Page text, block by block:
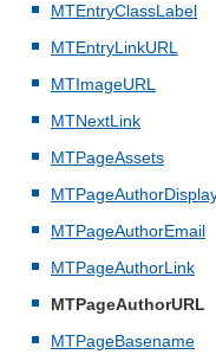
MTEntryClassLabel
MTEntryLinkURL
MTImageURL
MTNextLink
MTPageAssets
MTPageAuthorEmail
MTPageAuthorLink
MTPageAuthorURL
MTPageBasename